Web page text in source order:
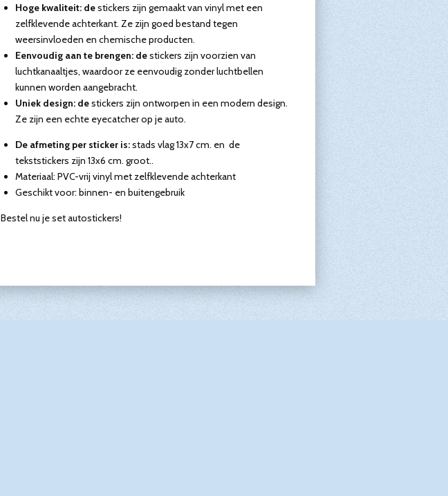
Hoge kwaliteit: destickers zijn gemaakt van vinyl met een
zelfklevende achterkant. Ze zijn goed bestand tegen
weersinvloeden en chemische producten.
Eenvoudig aan te brengen: destickers zijn voorzien van
luchtkanaaltjes, waardoor ze eenvoudig zonder luchtbellen
kunnen worden aangebracht.
Uniek design: destickers zijn ontworpen in een modern design.
Ze zijn een echte eyecatcher op je auto.
De afmeting per sticker is:stads vlag 13x7 cm. en de
tekststickers zijn 13x6 cm. groot..
Materiaal: PVC-vrij vinyl met zelfklevende achterkant
Geschikt voor: binnen- en buitengebruik
Bestel nu je set autostickers!